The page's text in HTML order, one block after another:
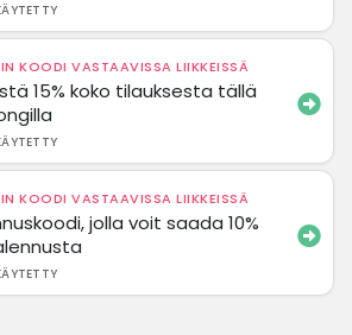
KOODI VASTAAVISSA LIIKKEISSÄ
15% koko tilauksesta tällä
KOODI VASTAAVISSA LIIKKEISSÄ
jolla voit saada 10%